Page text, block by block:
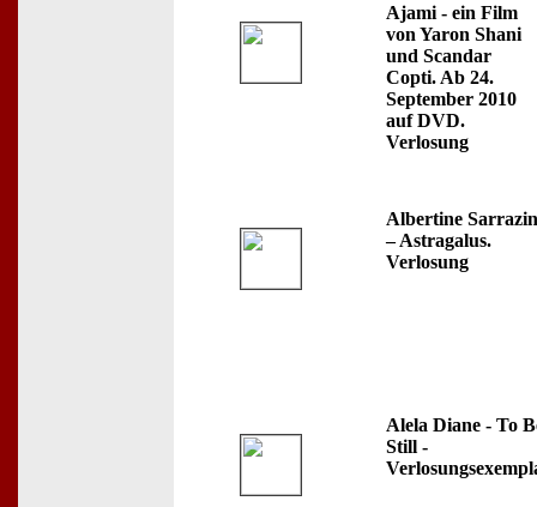
Ajami - ein Film
von Yaron Shani
und Scandar
Copti. Ab 24.
September 2010
auf DVD.
Verlosung
Albertine Sarrazin
– Astragalus.
Verlosung
Alela Diane - To
Still -